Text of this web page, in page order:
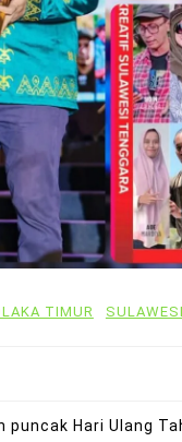
TIMUR
puncak Hari Ulang